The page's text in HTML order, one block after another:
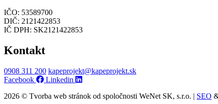
IČO: 53589700
DIČ: 2121422853
IČ DPH: SK2121422853
Kontakt
0908 311 200 kapeprojekt@kapeprojekt.sk
Facebook
Linkedin
2026 © Tvorba web stránok od spoločnosti WeNet SK, s.r.o. | SEO